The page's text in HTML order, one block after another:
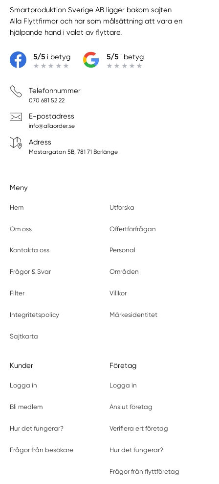
Smartproduktion Sverige AB ligger bakom sajten
Alla Flyttfirmor och har som målsättning att vara en
hjälpande hand i valet av flyttare.
5/5i betyg 5/5i betyg
Telefonnummer
070 681 52 22
E-postadress
info@allaorder.se
Adress
Mästargatan 5B, 781 71 Borlänge
Meny
Hem Utforska
Om oss Offertförfrågan
Kontakta oss Personal
Frågor & Svar Områden
Filter Villkor
Integritetspolicy Märkesidentitet
Sajtkarta
Kunder
Logga in
Bli medlem
Hur det fungerar?
Frågor från besökare
Företag
Logga in
Anslut företag
Verifiera ert företag
Hur det fungerar?
Frågor från flyttföretag